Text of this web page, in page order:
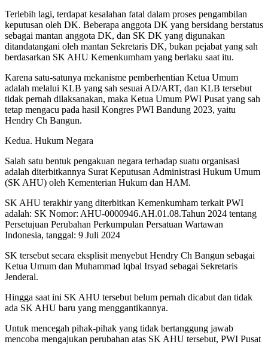
Terlebih lagi, terdapat kesalahan fatal dalam proses pengambilan
keputusan oleh DK. Beberapa anggota DK yang bersidang berstatus
sebagai mantan anggota DK, dan SK DK yang digunakan
ditandatangani oleh mantan Sekretaris DK, bukan pejabat yang sah
berdasarkan SK AHU Kemenkumham yang berlaku saat itu.
Karena satu-satunya mekanisme pemberhentian Ketua Umum
adalah melalui KLB yang sah sesuai AD/ART, dan KLB tersebut
tidak pernah dilaksanakan, maka Ketua Umum PWI Pusat yang sah
tetap mengacu pada hasil Kongres PWI Bandung 2023, yaitu
Hendry Ch Bangun.
Kedua. Hukum Negara
Salah satu bentuk pengakuan negara terhadap suatu organisasi
adalah diterbitkannya Surat Keputusan Administrasi Hukum Umum
(SK AHU) oleh Kementerian Hukum dan HAM.
SK AHU terakhir yang diterbitkan Kemenkumham terkait PWI
adalah: SK Nomor: AHU-0000946.AH.01.08.Tahun 2024 tentang
Persetujuan Perubahan Perkumpulan Persatuan Wartawan
Indonesia, tanggal: 9 Juli 2024
SK tersebut secara eksplisit menyebut Hendry Ch Bangun sebagai
Ketua Umum dan Muhammad Iqbal Irsyad sebagai Sekretaris
Jenderal.
Hingga saat ini SK AHU tersebut belum pernah dicabut dan tidak
ada SK AHU baru yang menggantikannya.
Untuk mencegah pihak-pihak yang tidak bertanggung jawab
mencoba mengajukan perubahan atas SK AHU tersebut, PWI Pusat